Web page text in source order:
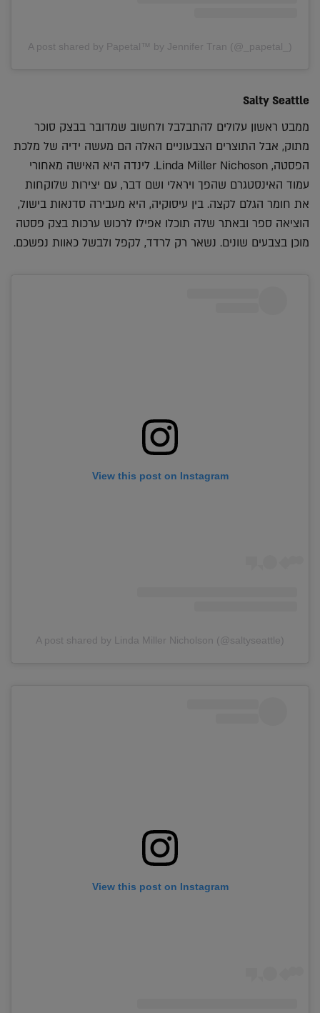
A post shared by Papetal™ by Jennifer Tran (@_papetal_)
Salty Seattle
ממבט ראשון עלולים להתבלבל ולחשוב שמדובר בבצק סוכר
מתוק, אבל התוצרים הצבעוניים האלה הם מעשה ידיה של מלכת
הפסטה, Linda Miller Nichoson. לינדה היא האישה מאחורי
עמוד האינסטגרם שהפך ויראלי ושם דבר, עם יצירות שלוקחות
את חומר הגלם לקצה. בין עיסוקיה, היא מעבירה סדנאות בישול,
הוציאה ספר ובאתר שלה תוכלו אפילו לרכוש ערכות בצק פסטה
מוכן בצבעים שונים. נשאר רק לרדד, לקפל ולבשל כאוות נפשכם.
View this post on Instagram
A post shared by Linda Miller Nicholson (@saltyseattle)
View this post on Instagram